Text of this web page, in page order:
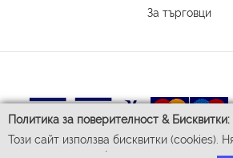
Политика за поверителност & Бисквитки:
Този сайт използва бисквитки (cookies).
За търговци